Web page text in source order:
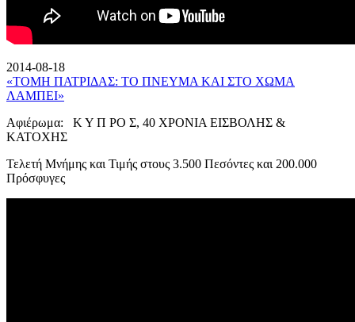
2014-08-18
«ΤΟΜΗ ΠΑΤΡΙΔΑΣ: ΤΟ ΠΝΕΥΜΑ ΚΑΙ ΣΤΟ ΧΩΜΑ
ΛΑΜΠΕΙ»
Αφιέρωμα: Κ Υ Π ΡΟ Σ, 40 ΧΡΟΝΙΑ ΕΙΣΒΟΛΗΣ &
ΚΑΤΟΧΗΣ
Τελετή Μνήμης και Τιμής στους 3.500 Πεσόντες και 200.000
Πρόσφυγες